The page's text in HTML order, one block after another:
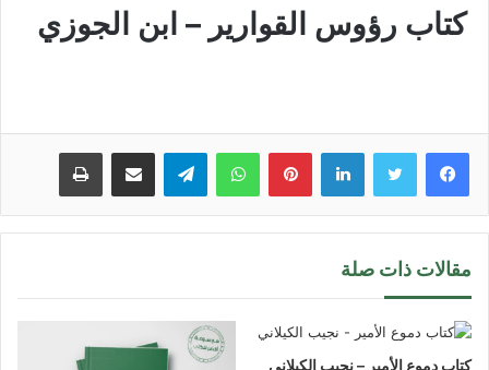
كتاب رؤوس القوارير – ابن الجوزي
لينكدإن بينتيريستواتساب تيلقرام مشاركة عبر البريد طباعة
مقالات ذات صلة
كتاب دموع الأمير – نجيب الكيلاني